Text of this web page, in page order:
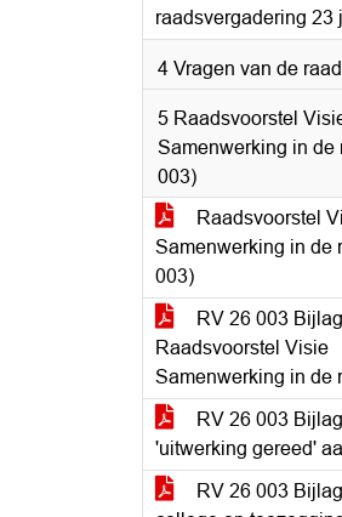
raadsvergadering 23
4 Vragen van de raad
5 Raadsvoorstel
Samenwerking in de
003)
Raadsvoorstel
Samenwerking in de
003)
RV 26 003
Raadsvoorstel Visie
Samenwerking in de
RV 26 003
'uitwerking gereed'
RV 26 003